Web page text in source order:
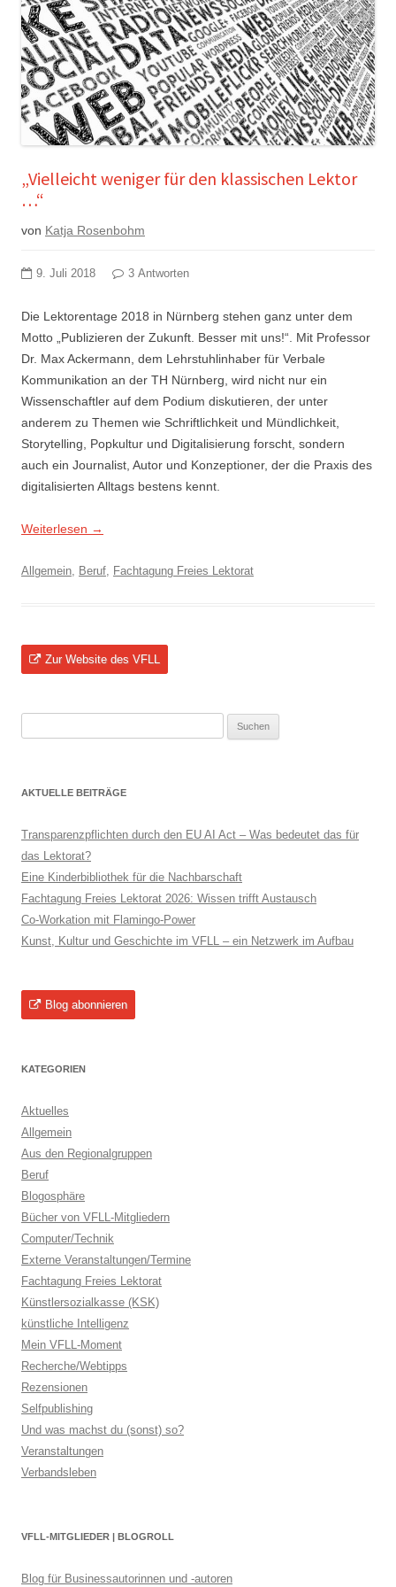
„Vielleicht weniger für den klassischen Lektor
…“
von Katja Rosenbohm
9. Juli 2018 3 Antworten
Die Lektorentage 2018 in Nürnberg stehen ganz unter dem
Motto „Publizieren der Zukunft. Besser mit uns!“. Mit Professor
Dr. Max Ackermann, dem Lehrstuhlinhaber für Verbale
Kommunikation an der TH Nürnberg, wird nicht nur ein
Wissenschaftler auf dem Podium diskutieren, der unter
anderem zu Themen wie Schriftlichkeit und Mündlichkeit,
Storytelling, Popkultur und Digitalisierung forscht, sondern
auch ein Journalist, Autor und Konzeptioner, der die Praxis des
digitalisierten Alltags bestens kennt.
Weiterlesen →
Allgemein, Beruf, Fachtagung Freies Lektorat
Zur Website des VFLL
AKTUELLE BEITRÄGE
Transparenzpflichten durch den EU AI Act – Was bedeutet das für
das Lektorat?
Eine Kinderbibliothek für die Nachbarschaft
Fachtagung Freies Lektorat 2026: Wissen trifft Austausch
Co-Workation mit Flamingo-Power
Kunst, Kultur und Geschichte im VFLL – ein Netzwerk im Aufbau
Blog abonnieren
KATEGORIEN
Aktuelles
Allgemein
Aus den Regionalgruppen
Beruf
Blogosphäre
Bücher von VFLL-Mitgliedern
Computer/Technik
Externe Veranstaltungen/Termine
Fachtagung Freies Lektorat
Künstlersozialkasse (KSK)
künstliche Intelligenz
Mein VFLL-Moment
Recherche/Webtipps
Rezensionen
Selfpublishing
Und was machst du (sonst) so?
Veranstaltungen
Verbandsleben
VFLL-MITGLIEDER | BLOGROLL
Blog für Businessautorinnen und -autoren